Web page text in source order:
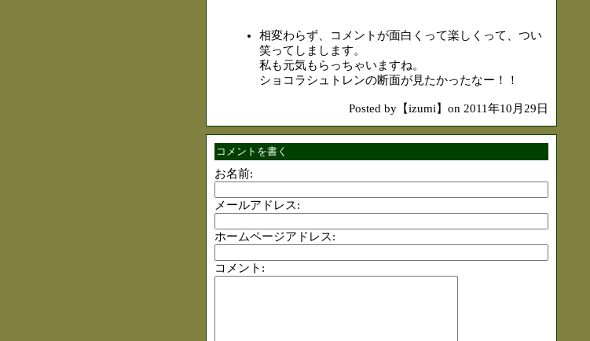
相変わらず、コメントが面白くって楽しくって、つい
笑ってしまします。
私も元気もらっちゃいますね。
ショコラシュトレンの断面が見たかったなー！！
Posted by【izumi】on 2011年10月29日
コメントを書く
お名前:
メールアドレス:
ホームページアドレス:
コメント: